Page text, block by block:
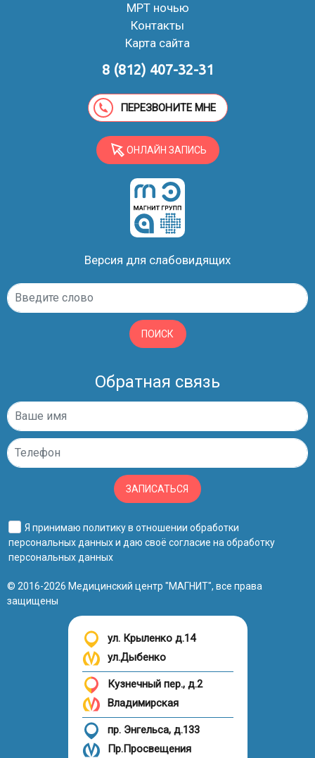
МРТ ночью
Контакты
Карта сайта
8 (812) 407-32-31
ПЕРЕЗВОНИТЕ МНЕ
ОНЛАЙН ЗАПИСЬ
Версия для слабовидящих
ПОИСК
Обратная связь
ЗАПИСАТЬСЯ
Я принимаю политику в отношении обработки
персональных данныхи даю своё согласие на обработку
персональных данных
© 2016-2026 Медицинский центр "МАГНИТ", все права
защищены
ул. Крыленко д.14
ул.Дыбенко
Кузнечный пер., д.2
Владимирская
пр. Энгельса, д.133
Пр.Просвещения